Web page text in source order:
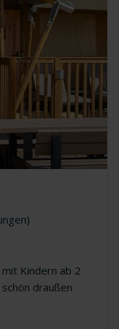
)
Kindern ab 2
draußen